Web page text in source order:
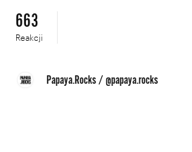
663
Reakcji
Papaya.Rocks /@papaya.rocks